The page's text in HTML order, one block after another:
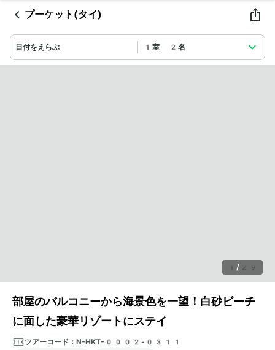
プーケット(タイ)
日付をえらぶ 1室 2名
1 / 29
部屋のバルコニーから海景色を一望！白砂ビーチ
に面した豪華リゾートにステイ
ツアーコード： N-HKT-0002-0311